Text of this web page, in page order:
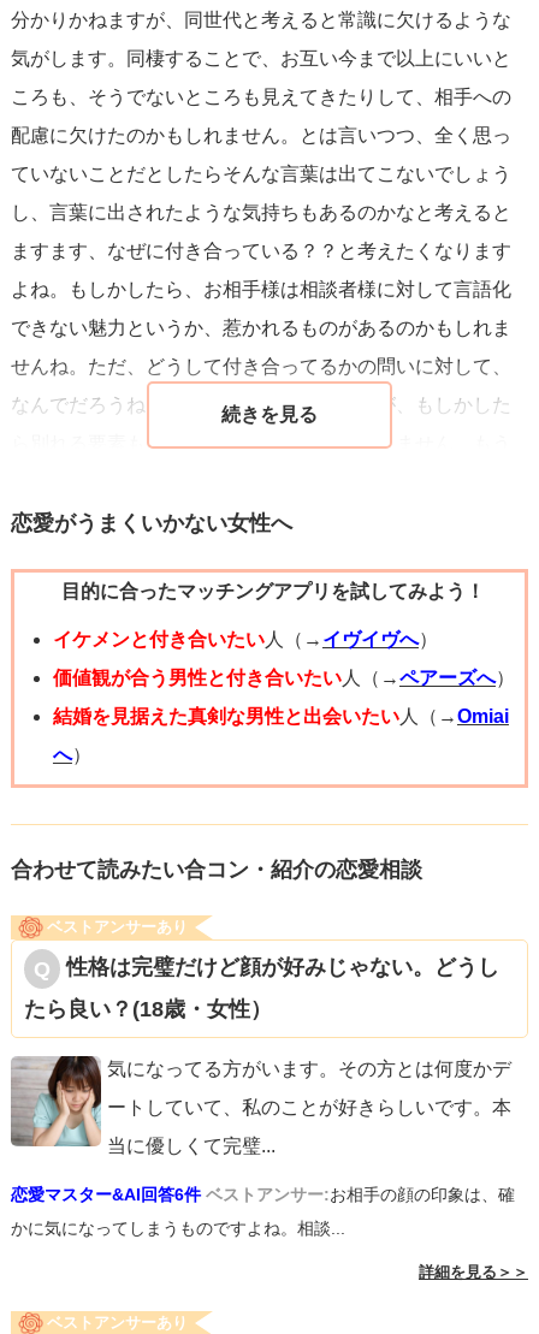
分かりかねますが、同世代と考えると常識に欠けるような
気がします。同棲することで、お互い今まで以上にいいと
ころも、そうでないところも見えてきたりして、相手への
配慮に欠けたのかもしれません。とは言いつつ、全く思っ
ていないことだとしたらそんな言葉は出てこないでしょう
し、言葉に出されたような気持ちもあるのかなと考えると
ますます、なぜに付き合っている？？と考えたくなります
よね。もしかしたら、お相手様は相談者様に対して言語化
できない魅力というか、惹かれるものがあるのかもしれま
せんね。ただ、どうして付き合ってるかの問いに対して、
なんでだろうね、、と呟かれたとありますが、もしかした
ら別れる要素もないからということかもしれません。もう
方で、この人とは会話が噛み合わない」というネガティブ
いうポジティブな感情も同時に持たれたわけで、そのギャ
ップが良かったとも考えられます。デリカシーに欠ける話
ではありましたが、今そう思っているわけではないとした
ら、言語化できない相談者様の魅力があって、そこに惹か
れておられる可能性もあると思います。妥協でお付き合い
という可能性がないわけではないけれども、諦めとかでも
なさそうな気がします。性格が真逆ということは、お相手
様がご自身にないものを、相談者様がお持ちになっている
れるのだと思います。妥協や諦めだとしたら、もう少し
「本当は違う子が良かった」だの、「騙された」だの、き
っとお付き合いを始めたことに後悔するような発言をされ
たのではないかと思います。本当はもう少し言葉には配慮
してくれたらいいのですがね。機会があれば、「私はコミ
ュニケーション能力低いからね〜」冗談半分に言い返しち
恋愛がうまくいかない女性へ
目的に合ったマッチングアプリを試してみよう！
イケメンと付き合いたい人（→ イヴイヴへ）
価値観が合う男性と付き合いたい人（→ペアーズへ）
結婚を見据えた真剣な男性と出会いたい人（→Omiai
へ）
合わせて読みたい合コン・紹介の恋愛相談
ベストアンサーあり
性格は完璧だけど顔が好みじゃない。どうし
たら良い？(18歳・女性）
気になってる方がいます。その方とは何度かデ
ートしていて、私のことが好きらしいです。本
当に優しくて完璧...
恋愛マスター&AI回答6件 ベストアンサー:お相手の顔の印象は、確
かに気になってしまうものですよね。相談...
詳細を見る＞＞
ベストアンサーあり